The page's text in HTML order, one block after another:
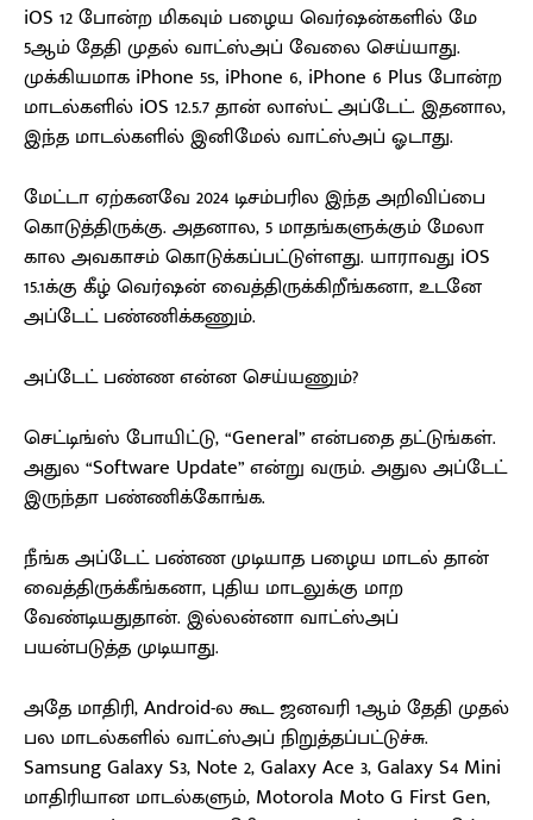
iOS 12 போன்ற மிகவும் பழைய வெர்ஷன்களில் மே
5ஆம் தேதி முதல் வாட்ஸ்அப் வேலை செய்யாது.
முக்கியமாக iPhone 5s, iPhone 6, iPhone 6 Plus போன்ற
மாடல்களில் iOS 12.5.7 தான் லாஸ்ட் அப்டேட். இதனால,
இந்த மாடல்களில் இனிமேல் வாட்ஸ்அப் ஓடாது.
மேட்டா ஏற்கனவே 2024 டிசம்பரில இந்த அறிவிப்பை
கொடுத்திருக்கு. அதனால, 5 மாதங்களுக்கும் மேலா
கால அவகாசம் கொடுக்கப்பட்டுள்ளது. யாராவது iOS
15.1க்கு கீழ் வெர்ஷன் வைத்திருக்கிறீங்கனா, உடனே
அப்டேட் பண்ணிக்கணும்.
அப்டேட் பண்ண என்ன செய்யணும்?
செட்டிங்ஸ் போயிட்டு, “General” என்பதை தட்டுங்கள்.
அதுல “Software Update” என்று வரும். அதுல அப்டேட்
இருந்தா பண்ணிக்கோங்க.
நீங்க அப்டேட் பண்ண முடியாத பழைய மாடல் தான்
வைத்திருக்கீங்கனா, புதிய மாடலுக்கு மாற
வேண்டியதுதான். இல்லன்னா வாட்ஸ்அப்
பயன்படுத்த முடியாது.
அதே மாதிரி, Android-ல கூட ஜனவரி 1ஆம் தேதி முதல்
பல மாடல்களில் வாட்ஸ்அப் நிறுத்தப்பட்டுச்சு.
Samsung Galaxy S3, Note 2, Galaxy Ace 3, Galaxy S4 Mini
மாதிரியான மாடல்களும், Motorola Moto G First Gen,